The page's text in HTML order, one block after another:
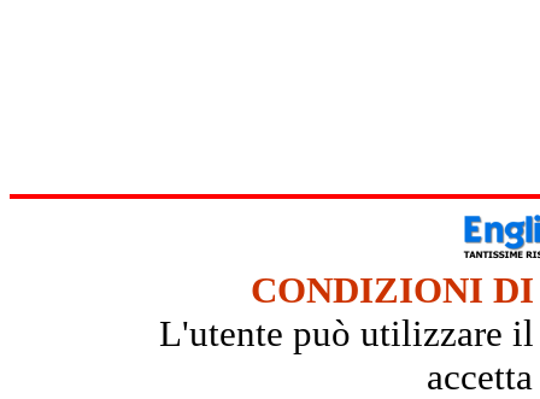
CONDIZIONI DI
L'utente può utilizzare il